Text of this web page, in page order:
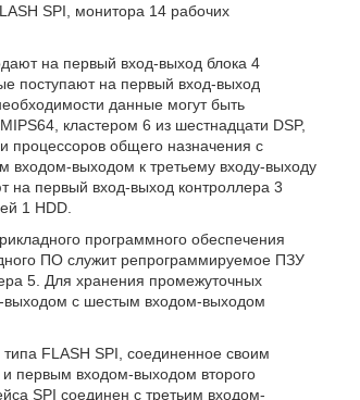
SPI, монитора 14 рабочих
на первый вход-выход блока 4
поступают на первый вход-выход
данные могут быть
кластером 6 из шестнадцати DSP,
процессоров общего назначения с
входом-выходом к третьему входу-выходу
на первый вход-выход контроллера 3
1 HDD.
программного обеспечения
ПО служит репрограммируемое ПЗУ
5. Для хранения промежуточных
выходом с шестым входом-выходом
FLASH SPI, соединенное своим
первым входом-выходом второго
SPI соединен с третьим входом-